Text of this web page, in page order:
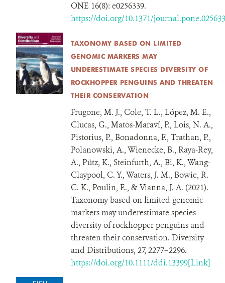
ONE 16(8): e0256339.
https://doi.org/10.1371/
TAXONOMY BASED ON LIMITED
GENOMIC MARKERS MAY
UNDERESTIMATE SPECIES DIVERSITY OF
ROCKHOPPER PENGUINS AND THREATEN
THEIR CONSERVATION
Frugone, M. J., Cole, T. L., López, M. E.,
Clucas, G., Matos-Maraví, P., Lois, N. A.,
Pistorius, P., Bonadonna, F., Trathan, P.,
Polanowski, A., Wienecke, B., Raya-Rey,
A., Pütz, K., Steinfurth, A., Bi, K., Wang-
Claypool, C. Y., Waters, J. M., Bowie, R.
C. K., Poulin, E., & Vianna, J. A. (2021).
Taxonomy based on limited genomic
markers may underestimate species
diversity of rockhopper penguins and
threaten their conservation. Diversity
and Distributions, 27, 2277–2296.
https://doi.org/10.1111/ddi.13399[Link]